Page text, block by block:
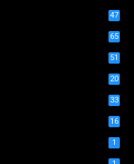
47
65
51
20
33
16
1